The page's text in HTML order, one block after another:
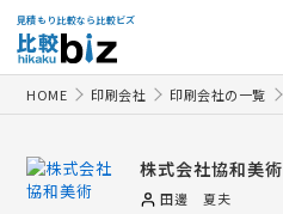
見積もり比較なら比較ビズ
HOME 印刷会社 印刷会社の一覧
株式会社協和美術
田邊 夏夫